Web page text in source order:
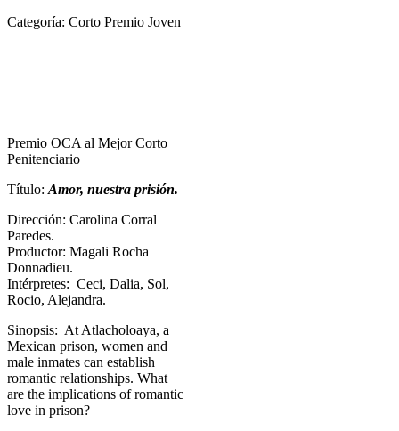
Categoría: Corto Premio Joven
Premio OCA al Mejor Corto
Penitenciario
Título: Amor, nuestra prisión.
Dirección: Carolina Corral
Paredes.
Productor: Magali Rocha
Donnadieu.
Intérpretes: Ceci, Dalia, Sol,
Rocio, Alejandra.
Sinopsis: At Atlacholoaya, a
Mexican prison, women and
male inmates can establish
romantic relationships. What
are the implications of romantic
love in prison?